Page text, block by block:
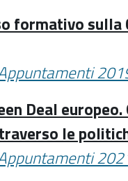
formativo
Deal
le